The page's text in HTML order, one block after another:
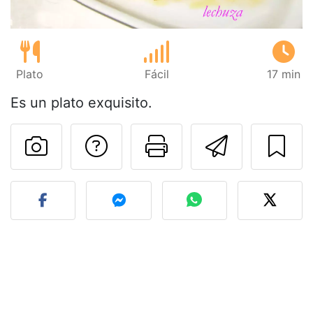
Plato Fácil 17 min
Es un plato exquisito.
Imprimir
Preguntar al autor
Publicar la foto de esta